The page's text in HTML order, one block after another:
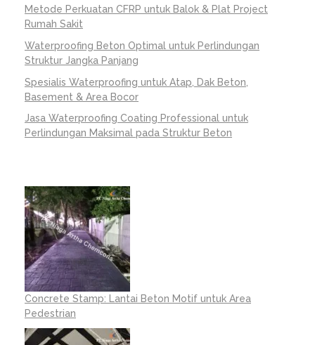
Metode Perkuatan CFRP untuk Balok & Plat Project
Rumah Sakit
Waterproofing Beton Optimal untuk Perlindungan
Struktur Jangka Panjang
Spesialis Waterproofing untuk Atap, Dak Beton,
Basement & Area Bocor
Jasa Waterproofing Coating Professional untuk
Perlindungan Maksimal pada Struktur Beton
Concrete Stamp: Lantai Beton Motif untuk Area
Pedestrian